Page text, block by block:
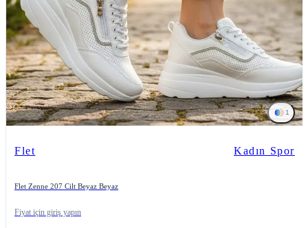
1
Flet Kadın Spor
Flet Zenne 207 Cilt Beyaz Beyaz
Fiyat için giriş yapın